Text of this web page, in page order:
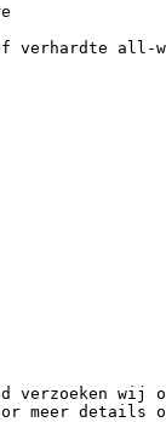
verhardte all-
verzoeken wij
meer